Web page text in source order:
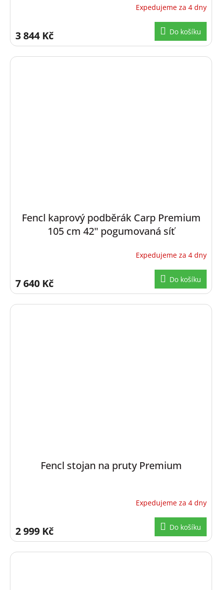
Expedujeme za 4 dny
3 844 Kč Do košíku
Fencl kaprový podběrák Carp Premium
105 cm 42" pogumovaná síť
Expedujeme za 4 dny
7 640 Kč Do košíku
Fencl stojan na pruty Premium
Expedujeme za 4 dny
2 999 Kč Do košíku